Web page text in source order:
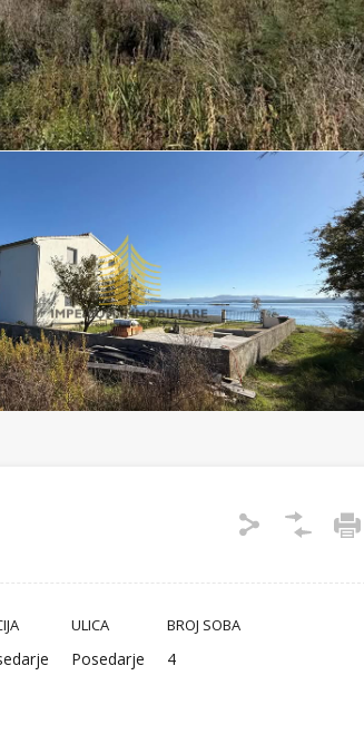
ULICA
Posedarje
BROJ SOBA
4